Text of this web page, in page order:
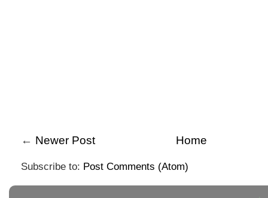
← Newer Post Home
Subscribe to: Post Comments (Atom)